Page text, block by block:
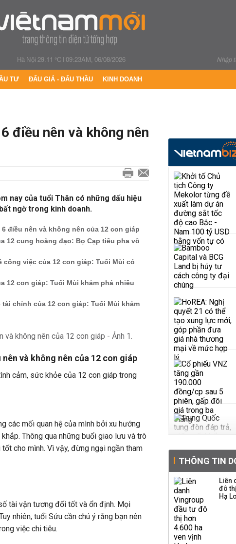
Hà Nội 29.11 °C|09:23AM, 06/08/2026
TƯ ĐẤU GIÁ - ĐẤU THẦU KINH DOANH
điều nên và không nên
nay của tuổi Thân có những dấu hiệu
ngờ trong kinh doanh.
điều nên và không nên của 12 con giáp
12 cung hoàng đạo: Bọ Cạp tiêu pha vô
công việc của 12 con giáp: Tuổi Mùi có
12 con giáp: Tuổi Mùi khám phá nhiều
tài chính của 12 con giáp: Tuổi Mùi khám
và không nên của 12 con giáp
cảm, sức khỏe của 12 con giáp trong
các mối quan hệ của mình bởi xu hướng
Thông qua những buổi giao lưu và trò
cho mình. Vì vậy, đừng ngại ngần tham
tài vận tương đối tốt và ổn định. Mọi
nhiên, tuổi Sửu cần chú ý rằng bạn nên
việc chi tiêu.
THÔNG TIN
Liên
đô
Hạ